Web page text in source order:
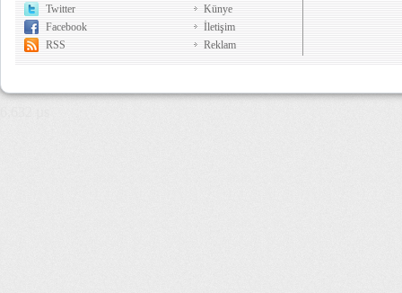
Twitter
Facebook
RSS
Künye
İletişim
Reklam